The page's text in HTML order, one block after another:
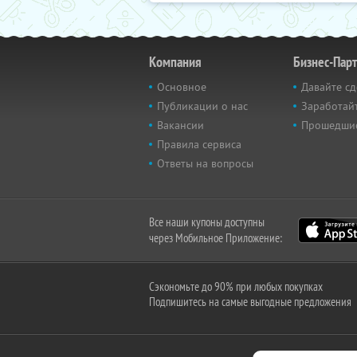
Компания
Основное
Публикации о нас
Вакансии
Правила сервиса
Ответы на вопросы
Бизнес-
Давайте
Все наши купоны доступны
через Мобильное Приложение:
Сэкономьте до 90% при любых покупках
Подпишитесь на самые выгодные предложения